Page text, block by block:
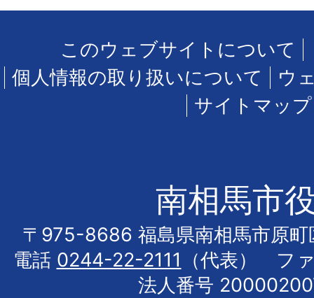
このウェブサイトについて
個人情報の取り扱いについて
ウ
サイトマップ
南相馬市
〒975-8686 福島県南相馬市原町
電話 0244-22-2111
（代表） フ
法人番号